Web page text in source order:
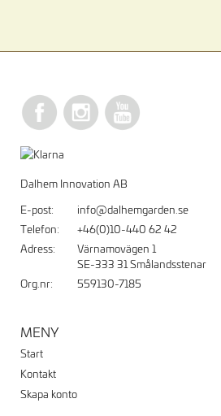
Dalhem Innovation AB
E-post:
info@dalhemgarden.se
Telefon:
+46(0)10-440 62 42
Adress:
Värnamovägen 1
SE-333 31 Smålandsstenar
Org.nr:
559130-7185
MENY
Start
Kontakt
Skapa konto